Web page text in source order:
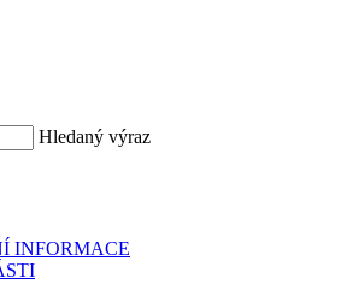
Hledaný výraz
INFORMACE